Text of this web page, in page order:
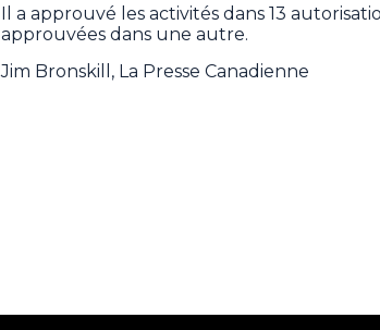
Il a approuvé les activités dans 13
approuvées dans une autre.
Jim Bronskill, La Presse Canadienne